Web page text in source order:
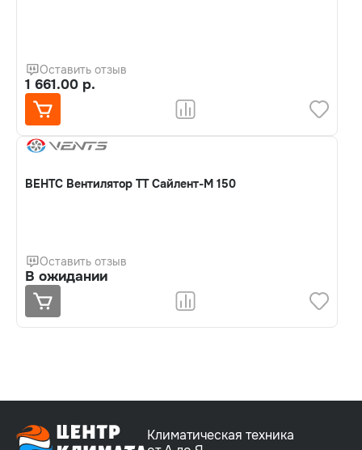
Оставить отзыв
1 661.00 р.
ВЕНТС Вентилятор ТТ Сайлент-М 150
Оставить отзыв
В ожидании
Климатическая техника